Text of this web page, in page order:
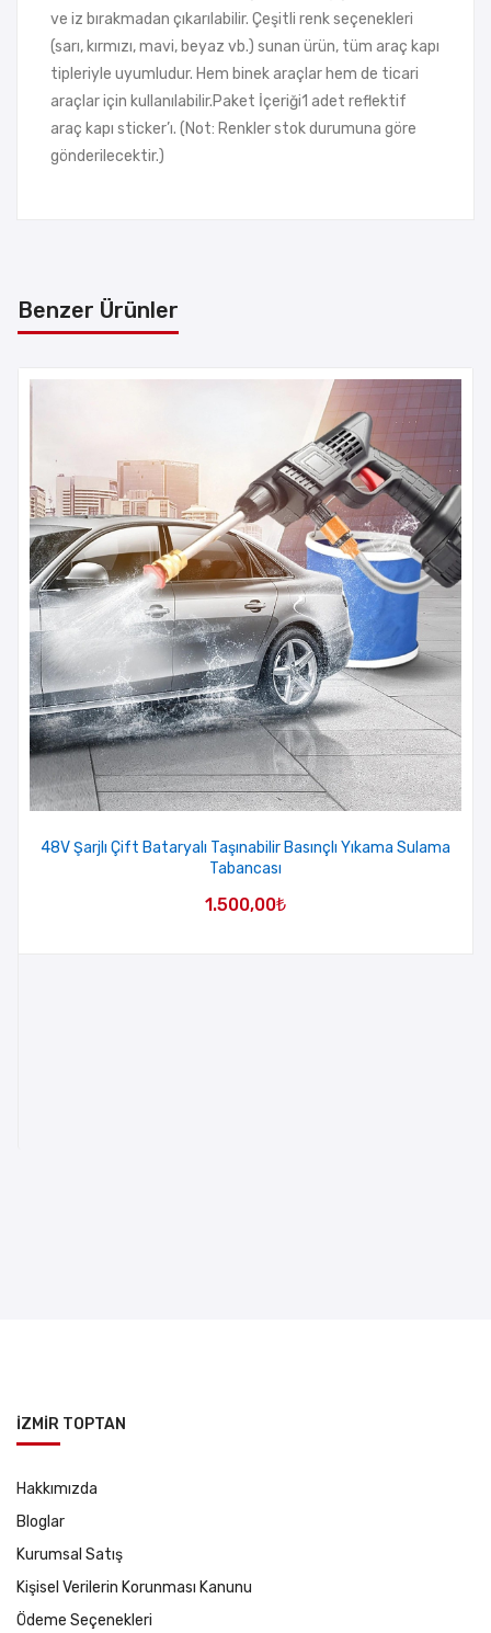
ve iz bırakmadan çıkarılabilir. Çeşitli renk seçenekleri
(sarı, kırmızı, mavi, beyaz vb.) sunan ürün, tüm araç kapı
tipleriyle uyumludur. Hem binek araçlar hem de ticari
araçlar için kullanılabilir.Paket İçeriği1 adet reflektif
araç kapı sticker’ı. (Not: Renkler stok durumuna göre
gönderilecektir.)
Benzer Ürünler
48V Şarjlı Çift Bataryalı Taşınabilir Basınçlı Yıkama Sulama
Tabancası
1.500,00₺
İZMİR TOPTAN
Hakkımızda
Bloglar
Kurumsal Satış
Kişisel Verilerin Korunması Kanunu
Ödeme Seçenekleri